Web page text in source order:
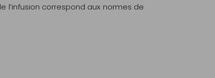
correspond aux normes de